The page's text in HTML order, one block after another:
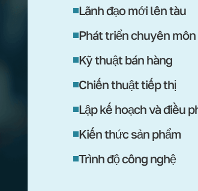
Lãnh đạo mới lên tàu
Phát triển chuyên môn
Kỹ thuật bán hàng
Chiến thuật tiếp thị
Lập kế hoạch và điều
Kiến thức sản phẩm
Trình độ công nghệ